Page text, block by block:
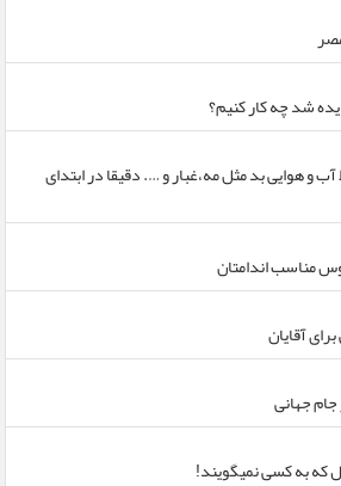
شد چه کار کنیم؟
و هوایی بد مثل مه،غبار و …. دقیقا در ابتدای
مناسب اندامتان
آقایان
جهانی
که به کسی نمیگویند!